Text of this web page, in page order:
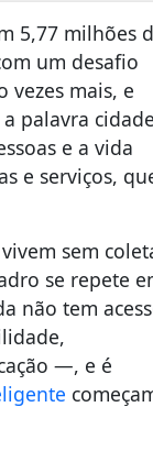
5,77 milhões
um desafio
vezes mais, e
palavra cidade
e a vida
e serviços,
sem
se repete
não tem
—, e é